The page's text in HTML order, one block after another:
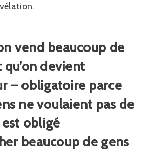
vend beaucoup de
devient
– obligatoire parce
ne voulaient pas de
obligé
beaucoup de gens